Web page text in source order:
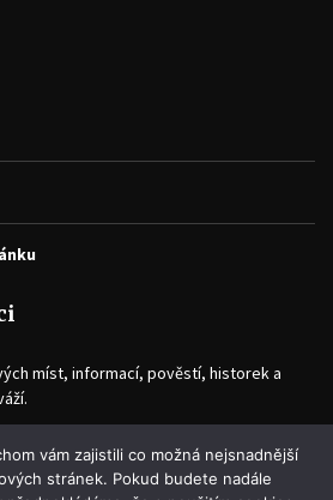
míst, informací, pověstí, historek a
vám zajistili co možná nejsnadnější
stránek. Pokud budete nadále